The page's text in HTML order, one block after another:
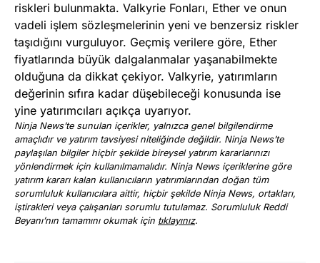
riskleri bulunmakta. Valkyrie Fonları, Ether ve onun
vadeli işlem sözleşmelerinin yeni ve benzersiz riskler
taşıdığını vurguluyor. Geçmiş verilere göre, Ether
fiyatlarında büyük dalgalanmalar yaşanabilmekte
olduğuna da dikkat çekiyor. Valkyrie, yatırımların
değerinin sıfıra kadar düşebileceği konusunda ise
yine yatırımcıları açıkça uyarıyor.
Ninja News’te sunulan içerikler, yalnızca genel bilgilendirme
amaçlıdır ve yatırım tavsiyesi niteliğinde değildir. Ninja News’te
paylaşılan bilgiler hiçbir şekilde bireysel yatırım kararlarınızı
yönlendirmek için kullanılmamalıdır. Ninja News içeriklerine göre
yatırım kararı kalan kullanıcıların yatırımlarından doğan tüm
sorumluluk kullanıcılara aittir, hiçbir şekilde Ninja News, ortakları,
iştirakleri veya çalışanları sorumlu tutulamaz. Sorumluluk Reddi
Beyanı’nın tamamını okumak için tıklayınız.